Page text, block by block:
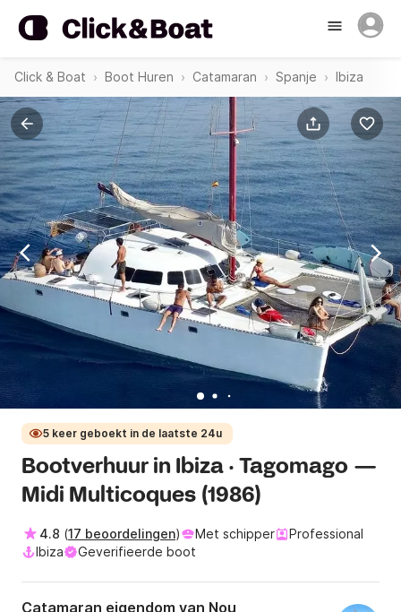
Click & Boat Boot Huren Catamaran Spanje Ibiza
5 keer geboekt in de laatste 24u
Bootverhuur in Ibiza · Tagomago —
Midi Multicoques (1986)
4.8 (17 beoordelingen) Met schipper
Professional
Ibiza
Geverifieerde boot
Catamaran eigendom van Nou